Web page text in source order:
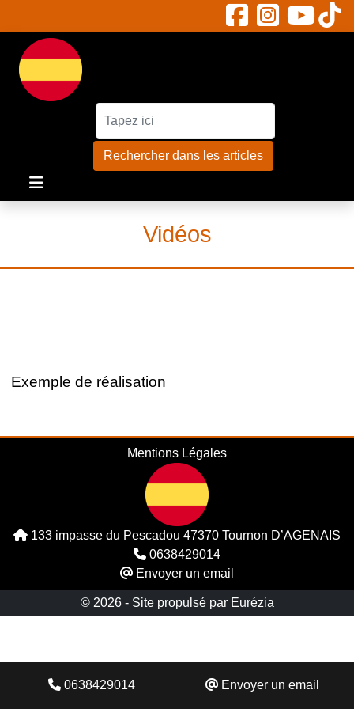
Rechercher dans les articles
Vidéos
Exemple de réalisation
Mentions Légales
133 impasse du Pescadou 47370 Tournon D’AGENAIS
0638429014
Envoyer un email
© 2026 - Site propulsé par Eurézia
0638429014 Envoyer un email